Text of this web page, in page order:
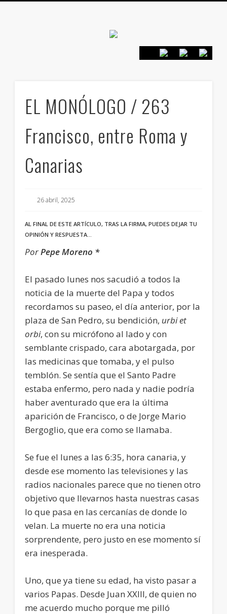
positivo
EL MONÓLOGO / 263
Francisco, entre Roma y
Canarias
26 abril, 2025
AL FINAL DE ESTE ARTÍCULO, TRAS LA FIRMA, PUEDES DEJAR TU
OPINIÓN Y RESPUESTA…
PorPepe Moreno *
El pasado lunes nos sacudió a todos la
noticia de la muerte del Papa y todos
recordamos su paseo, el día anterior, por la
plaza de San Pedro, su bendición, urbi et
orbi, con su micrófono al lado y con
semblante crispado, cara abotargada, por
las medicinas que tomaba, y el pulso
temblón. Se sentía que el Santo Padre
estaba enfermo, pero nada y nadie podría
haber aventurado que era la última
aparición de Francisco, o de Jorge Mario
Bergoglio, que era como se llamaba.
Se fue el lunes a las 6:35, hora canaria, y
desde ese momento las televisiones y las
radios nacionales parece que no tienen otro
objetivo que llevarnos hasta nuestras casas
lo que pasa en las cercanías de donde lo
velan. La muerte no era una noticia
sorprendente, pero justo en ese momento sí
era inesperada.
Uno, que ya tiene su edad, ha visto pasar a
varios Papas. Desde Juan XXIII, de quien no
me acuerdo mucho porque me pilló